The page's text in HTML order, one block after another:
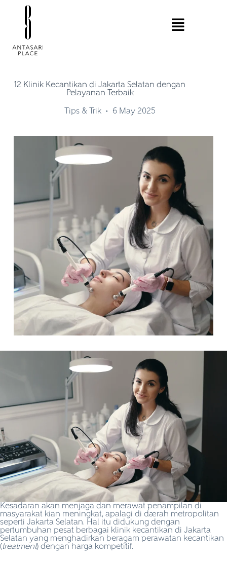
12 Klinik Kecantikan di Jakarta Selatan dengan
Pelayanan Terbaik
Tips & Trik 6 May 2025
Kesadaran akan menjaga dan merawat penampilan di
masyarakat kian meningkat, apalagi di daerah metropolitan
seperti Jakarta Selatan. Hal itu didukung dengan
pertumbuhan pesat berbagai klinik kecantikan di Jakarta
Selatan yang menghadirkan beragam perawatan kecantikan
(treatment) dengan harga kompetitif.